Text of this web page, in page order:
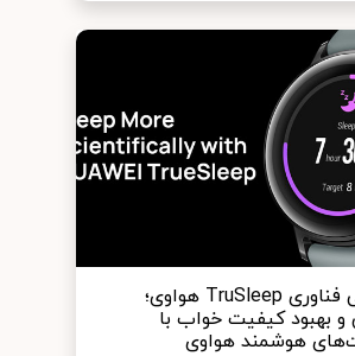
معرفی فناوری TruSleep هواوی؛
بهبود کیفیت خواب با
هوشمند هواوی